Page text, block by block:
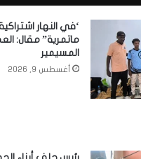
‘في النهار
ماتمرية” مقال:
المسيمير
أغسطس 9, 2026